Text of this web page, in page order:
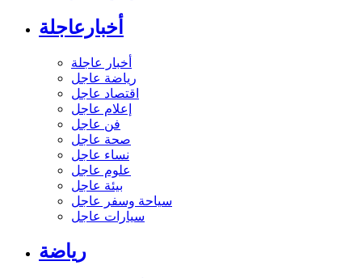
أخبارعاجلة
أخبار عاجلة
رياضة عاجل
اقتصاد عاجل
إعلام عاجل
فن عاجل
صحة عاجل
نساء عاجل
علوم عاجل
بيئة عاجل
سياحة وسفر عاجل
سيارات عاجل
رياضة